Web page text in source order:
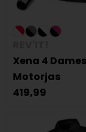
Xena 4 Dames
Motorjas
419,99